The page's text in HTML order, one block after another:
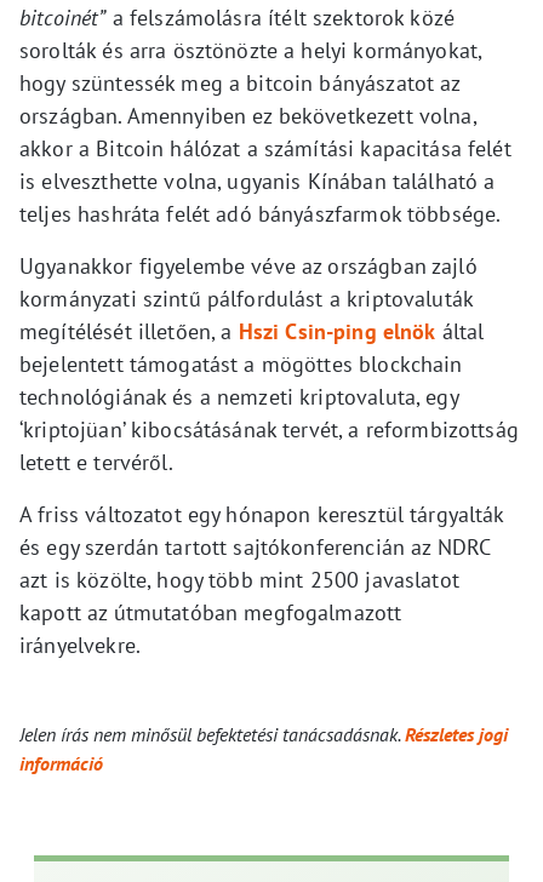
bitcoinét”a felszámolásra ítélt szektorok közé
sorolták és arra ösztönözte a helyi kormányokat,
hogy szüntessék meg a bitcoin bányászatot az
országban. Amennyiben ez bekövetkezett volna,
akkor a Bitcoin hálózat a számítási kapacitása felét
is elveszthette volna, ugyanis Kínában található a
teljes hashráta felét adó bányászfarmok többsége.
Ugyanakkor figyelembe véve az országban zajló
kormányzati szintű pálfordulást a kriptovaluták
megítélését illetően, a Hszi Csin-ping elnök által
bejelentett támogatást a mögöttes blockchain
technológiának és a nemzeti kriptovaluta, egy
‘kriptojüan’ kibocsátásának tervét, a reformbizottság
letett e tervéről.
A friss változatot egy hónapon keresztül tárgyalták
és egy szerdán tartott sajtókonferencián az NDRC
azt is közölte, hogy több mint 2500 javaslatot
kapott az útmutatóban megfogalmazott
irányelvekre.
Jelen írás nem minősül befektetési tanácsadásnak.Részletes jogi
információ